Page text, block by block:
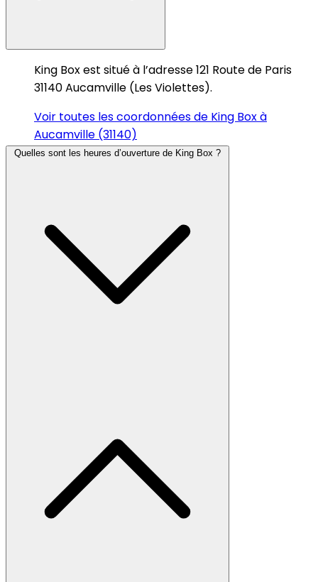
King Box est situé à l’adresse 121 Route de Paris
31140 Aucamville (Les Violettes).
Voir toutes les coordonnées de King Box à
Aucamville (31140)
Quelles sont les heures d’ouverture de King Box ?